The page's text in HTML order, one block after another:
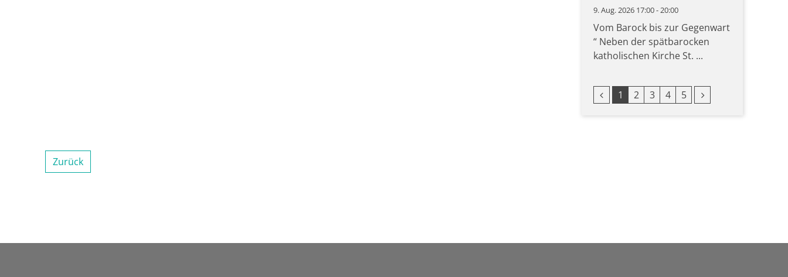
9. Aug. 2026 17:00 - 20:00
Vom Barock bis zur Gegenwart
“ Neben der spätbarocken
katholischen Kirche St. ...
Vorherige Seite
1 2 3 4 5 Nächste Seite
Zurück